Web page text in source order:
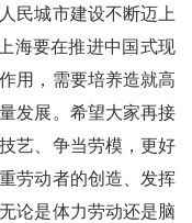
民城市建设不断迈上
海要在推进中国式现
用，需要培养造就高
发展。希望大家再接
艺、争当劳模，更好
劳动者的创造、发挥
论是体力劳动还是脑